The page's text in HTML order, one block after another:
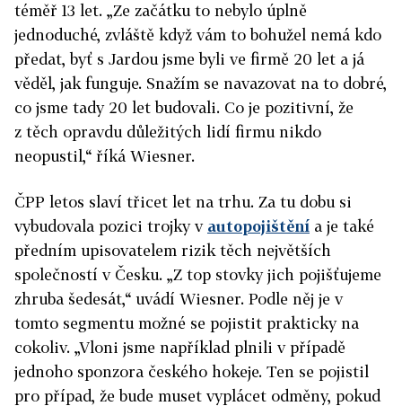
téměř 13 let. „Ze začátku to nebylo úplně
jednoduché, zvláště když vám to bohužel nemá kdo
předat, byť s Jardou jsme byli ve firmě 20 let a já
věděl, jak funguje. Snažím se navazovat na to dobré,
co jsme tady 20 let budovali. Co je pozitivní, že
z těch opravdu důležitých lidí firmu nikdo
neopustil,“ říká Wiesner.
ČPP letos slaví třicet let na trhu. Za tu dobu si
vybudovala pozici trojky v autopojištění a je také
předním upisovatelem rizik těch největších
společností v Česku. „Z top stovky jich pojišťujeme
zhruba šedesát,“ uvádí Wiesner. Podle něj je v
tomto segmentu možné se pojistit prakticky na
cokoliv. „Vloni jsme například plnili v případě
jednoho sponzora českého hokeje. Ten se pojistil
pro případ, že bude muset vyplácet odměny, pokud